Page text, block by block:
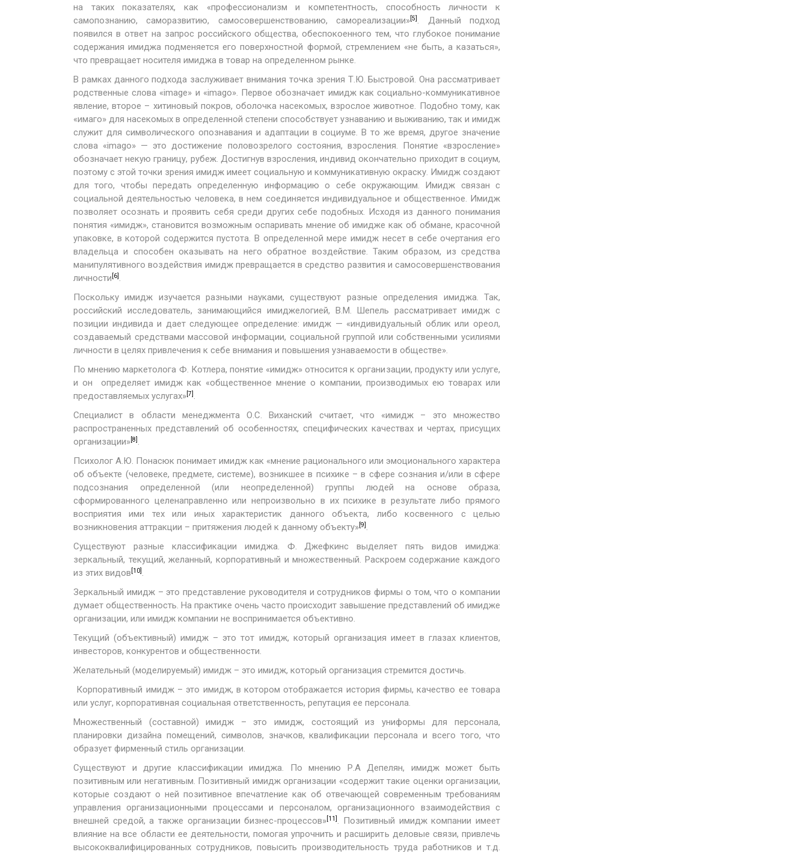
на таких показателях, как «профессионализм и компетентность, способность личности к
самопознанию, саморазвитию, самосовершенствованию, самореализации» [5] . Данный подход
появился в ответ на запрос российского общества, обеспокоенного тем, что глубокое понимание
содержания имиджа подменяется его поверхностной формой, стремлением «не быть, а казаться»,
что превращает носителя имиджа в товар на определенном рынке.
В рамках данного подхода заслуживает внимания точка зрения Т.Ю. Быстровой. Она рассматривает
родственные слова «image» и «imago». Первое обозначает имидж как социально-коммуникативное
явление, второе – хитиновый покров, оболочка насекомых, взрослое животное. Подобно тому, как
«имаго» для насекомых в определенной степени способствует узнаванию и выживанию, так и имидж
служит для символического опознавания и адаптации в социуме. В то же время, другое значение
слова «imago» — это достижение половозрелого состояния, взросления. Понятие «взросление»
обозначает некую границу, рубеж. Достигнув взросления, индивид окончательно приходит в социум,
поэтому с этой точки зрения имидж имеет социальную и коммуникативную окраску. Имидж создают
для того, чтобы передать определенную информацию о себе окружающим. Имидж связан с
социальной деятельностью человека, в нем соединяется индивидуальное и общественное. Имидж
позволяет осознать и проявить себя среди других себе подобных. Исходя из данного понимания
понятия «имидж», становится возможным оспаривать мнение об имидже как об обмане, красочной
упаковке, в которой содержится пустота. В определенной мере имидж несет в себе очертания его
владельца и способен оказывать на него обратное воздействие. Таким образом, из средства
манипулятивного воздействия имидж превращается в средство развития и самосовершенствования
личности [6] .
Поскольку имидж изучается разными науками, существуют разные определения имиджа. Так,
российский исследователь, занимающийся имиджелогией, В.М. Шепель рассматривает имидж с
позиции индивида и дает следующее определение: имидж — «индивидуальный облик или ореол,
создаваемый средствами массовой информации, социальной группой или собственными усилиями
личности в целях привлечения к себе внимания и повышения узнаваемости в обществе».
По мнению маркетолога Ф. Котлера, понятие «имидж» относится к организации, продукту или услуге,
и он определяет имидж как «общественное мнение о компании, производимых ею товарах или
предоставляемых услугах» [7] .
Специалист в области менеджмента О.С. Виханский считает, что «имидж – это множество
распространенных представлений об особенностях, специфических качествах и чертах, присущих
организации» [8] .
Психолог А.Ю. Понасюк понимает имидж как «мнение рационального или эмоционального характера
об объекте (человеке, предмете, системе), возникшее в психике – в сфере сознания и/или в сфере
подсознания определенной (или неопределенной) группы людей на основе образа,
сформированного целенаправленно или непроизвольно в их психике в результате либо прямого
восприятия ими тех или иных характеристик данного объекта, либо косвенного с целью
возникновения аттракции – притяжения людей к данному объекту» [9] .
Существуют разные классификации имиджа. Ф. Джефкинс выделяет пять видов имиджа:
зеркальный, текущий, желанный, корпоративный и множественный. Раскроем содержание каждого
из этих видов [10] .
Зеркальный имидж – это представление руководителя и сотрудников фирмы о том, что о компании
думает общественность. На практике очень часто происходит завышение представлений об имидже
организации, или имидж компании не воспринимается объективно.
Текущий (объективный) имидж – это тот имидж, который организация имеет в глазах клиентов,
инвесторов, конкурентов и общественности.
Желательный (моделируемый) имидж – это имидж, который организация стремится достичь.
Корпоративный имидж – это имидж, в котором отображается история фирмы, качество ее товара
или услуг, корпоративная социальная ответственность, репутация ее персонала.
Множественный (составной) имидж – это имидж, состоящий из униформы для персонала,
планировки дизайна помещений, символов, значков, квалификации персонала и всего того, что
образует фирменный стиль организации.
Существуют и другие классификации имиджа. По мнению Р.А Депелян, имидж может быть
позитивным или негативным. Позитивный имидж организации «содержит такие оценки организации,
которые создают о ней позитивное впечатление как об отвечающей современным требованиям
управления организационными процессами и персоналом, организационного взаимодействия с
внешней средой, а также организации бизнес-процессов» [11] . Позитивный имидж компании имеет
влияние на все области ее деятельности, помогая упрочнить и расширить деловые связи, привлечь
высококвалифицированных сотрудников, повысить производительность труда работников и т.д.